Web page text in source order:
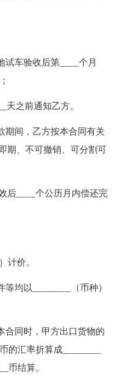
车验收后第____个月
之前通知乙方。
间，乙方按本合同有关
期、不可撤销、可分割可
后____个公历月内偿还完
价。
均以________（币种）
同时，甲方出口货物的
的汇率折算成________
币结算。